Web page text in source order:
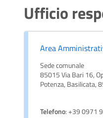
Ufficio
Area
Sede comunale
85015 Via Bari 16,
Potenza, Basilicata,
Telefono: +39 0971